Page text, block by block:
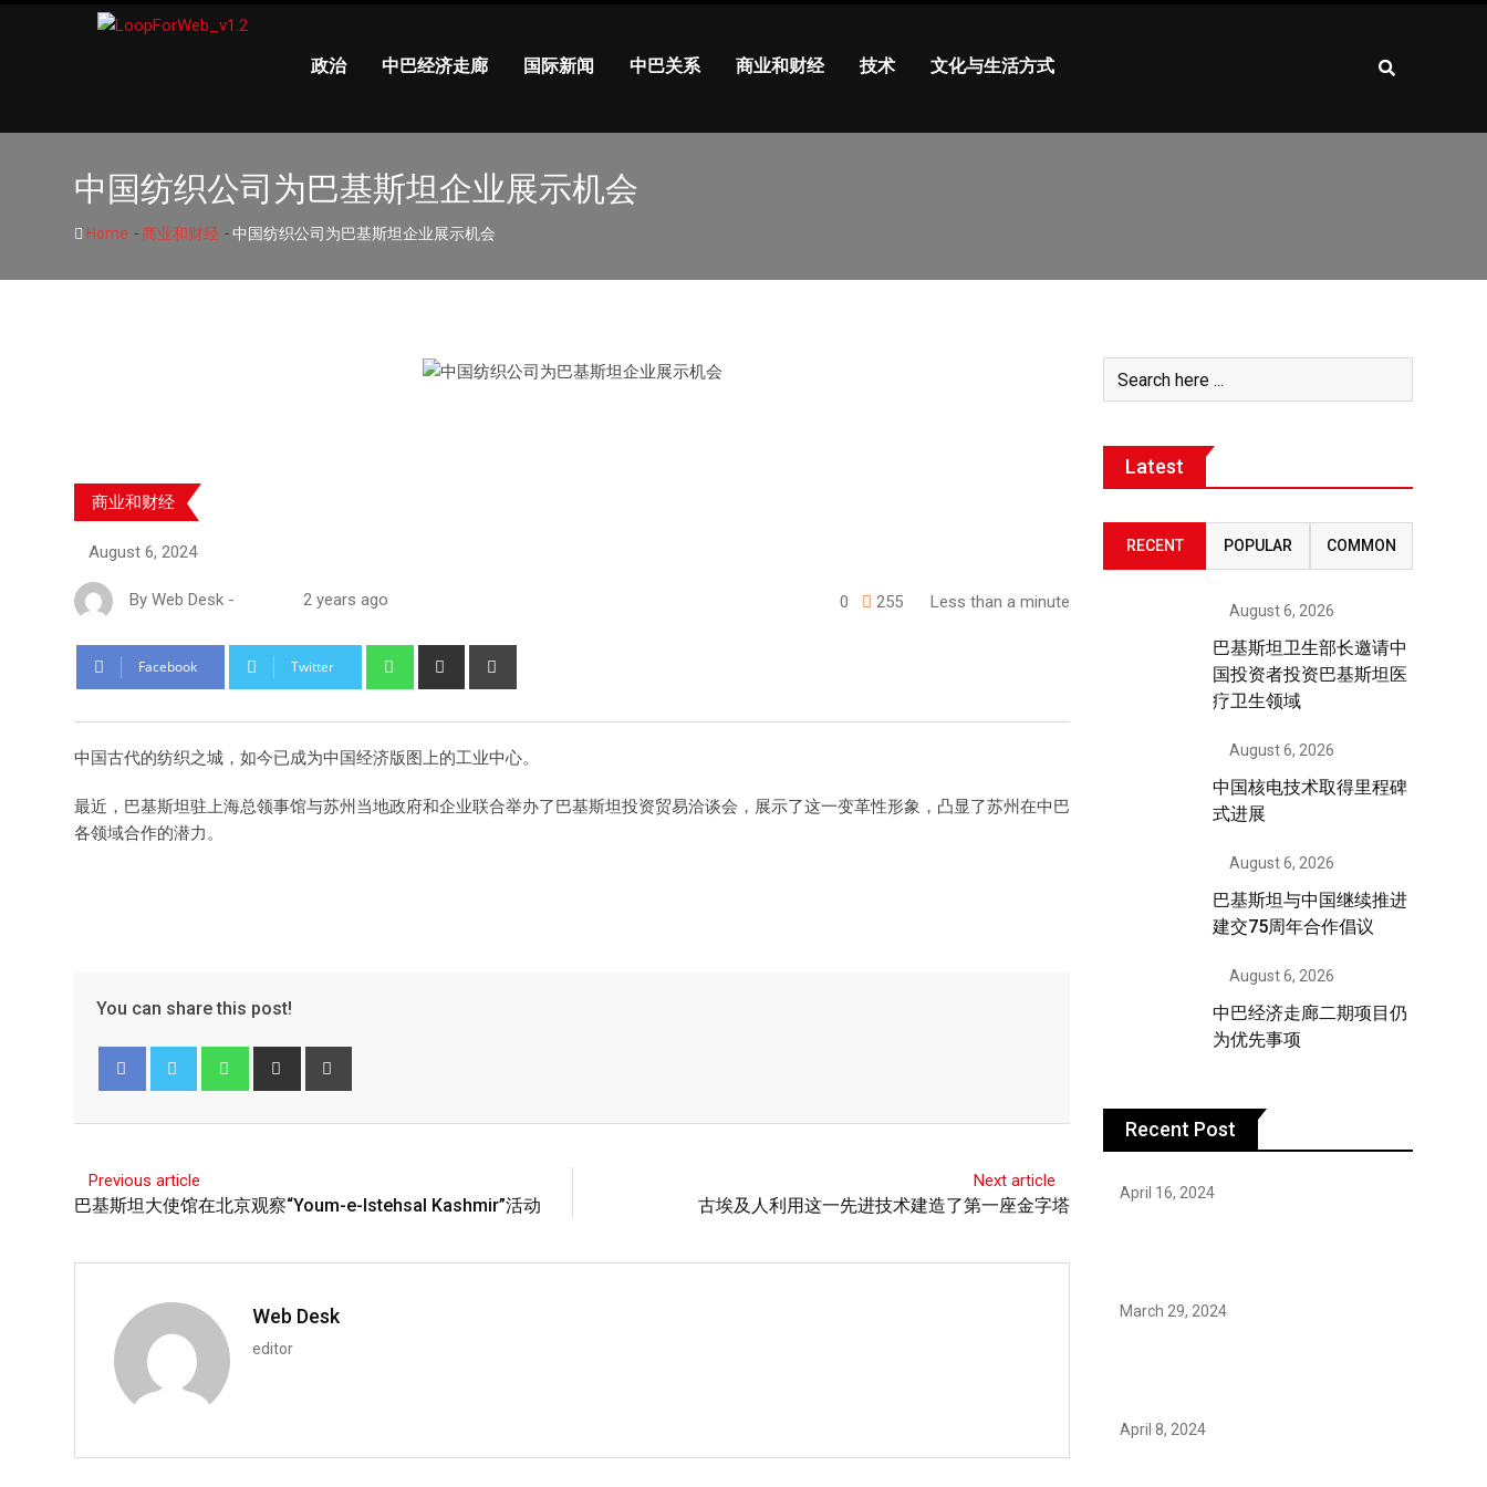
政治 中巴经济走廊 国际新闻 中巴关系 商业和财经 技术 文化与生活方式
中国纺织公司为巴基斯坦企业展示机会
Home -商业和财经 -中国纺织公司为巴基斯坦企业展示机会
商业和财经
August 6, 2024
By Web Desk - 2 years ago 0 255 Less than a minute
Facebook Twitter
中国古代的纺织之城，如今已成为中国经济版图上的工业中心。
最近，巴基斯坦驻上海总领事馆与苏州当地政府和企业联合举办了巴基斯坦投资贸易洽谈会，展示了这一变革性形象，凸显了苏州在中巴
各领域合作的潜力。
You can share this post!
Previous article
巴基斯坦大使馆在北京观察“Youm-e-Istehsal Kashmir”活动
Next article
古埃及人利用这一先进技术建造了第一座金字塔
Web Desk
editor
Latest
RECENT POPULAR COMMON
August 6, 2026
巴基斯坦卫生部长邀请中
国投资者投资巴基斯坦医
疗卫生领域
August 6, 2026
中国核电技术取得里程碑
式进展
August 6, 2026
巴基斯坦与中国继续推进
建交75周年合作倡议
August 6, 2026
中巴经济走廊二期项目仍
为优先事项
Recent Post
April 16, 2024
March 29, 2024
April 8, 2024